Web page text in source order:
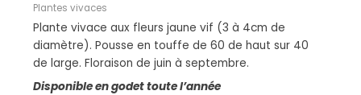
Plantes vivaces
Plante vivace aux fleurs jaune vif (3 à 4cm de
diamètre). Pousse en touffe de 60 de haut sur 40
de large. Floraison de juin à septembre.
Disponible en godet toute l’année